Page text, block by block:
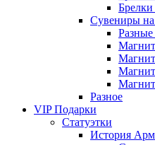
Сувениры
Разное
VIP Подарки
Статуэтки
История